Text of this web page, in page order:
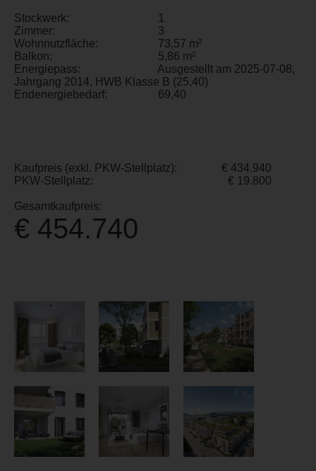
Stockwerk:
1
Zimmer:
3
Wohnnutzfläche:
73,57 m²
Balkon:
5,86 m²
Energiepass:
Ausgestellt am 2025-07-08,
Jahrgang 2014, HWB Klasse B (25,40)
Endenergiebedarf:
69,40
Kaufpreis (exkl. PKW-Stellplatz):
€ 434.940
PKW-Stellplatz:
€ 19.800
Gesamtkaufpreis:
€ 454.740